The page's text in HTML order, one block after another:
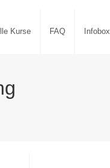
Kurse FAQ Infobox